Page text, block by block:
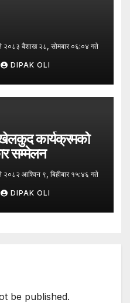
२०८३ बैशाख २८, सोमबार ०६:०४ गते
DIPAK OLI
कार्यक्रमको
सम्मेलन
२०८२ आश्विन ९, बिहीबार १५:४६ गते
DIPAK OLI
be published.